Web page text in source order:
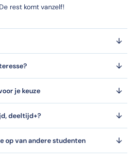
rest komt vanzelf!
je keuze
deeltijd+?
op van andere studenten